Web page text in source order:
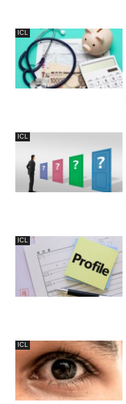
ICL
ICL
ICL
ICL